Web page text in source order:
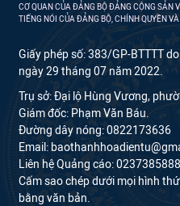
CƠ QUAN CỦA ĐẢNG BỘ ĐẢNG CỘNG SẢN
TIẾNG NÓI CỦA ĐẢNG BỘ, CHÍNH QUYỀN
Giấy phép số: 383/GP-BTTTT
ngày 29 tháng 07 năm 2022.
Trụ sở: Đại lộ Hùng Vương,
Giám đốc: Phạm Văn Báu.
Đường dây nóng: 0822173636
Email:
Liên hệ Quảng cáo:
Cấm sao chép dưới mọi hình
bằng văn bản.